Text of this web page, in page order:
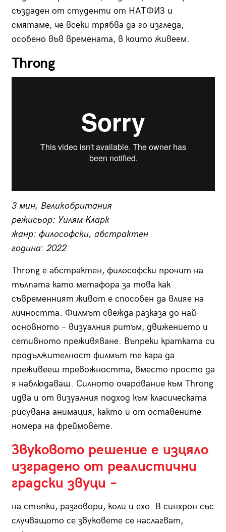
създаден от студенти от НАТФИЗ и
смятаме, че всеки трябва да го изгледа,
особено във времената, в които живеем.
Throng
3 мин, Великобритания
режисьор: Уилям Кларк
жанр: философски, абстрактен
година: 2022
Throng е абстрактен, философски прочит на
тълпата като метафора за това как
съвременният живот е способен да влияе на
личността. Филмът свежда разказа до най-
основното – визуалния ритъм, движението и
сетивното преживяване. Въпреки кратката си
продължителност филмът те кара да
преживееш тревожността, вместо просто да
я наблюдаваш. Силното очарование към Throng
идва и от визуалния подход към класическата
рисувана анимация, както и от оставените
номера на фреймовете.
Звуковото решение е изцяло
изградено от реалистични
градски звуци –
на стъпки, разговори, коли и ехо. В синхрон със
случващото се звуковете се наслагват,